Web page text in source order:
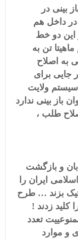
بینی در
داخل هم
این دو خط
تن به
به اصلاح
جایی برای
ولایت
باز بینی ندارد
طلب ،
و بازگشت
ایران را
بزند … طرح
زدند !
تعدد
و موارد